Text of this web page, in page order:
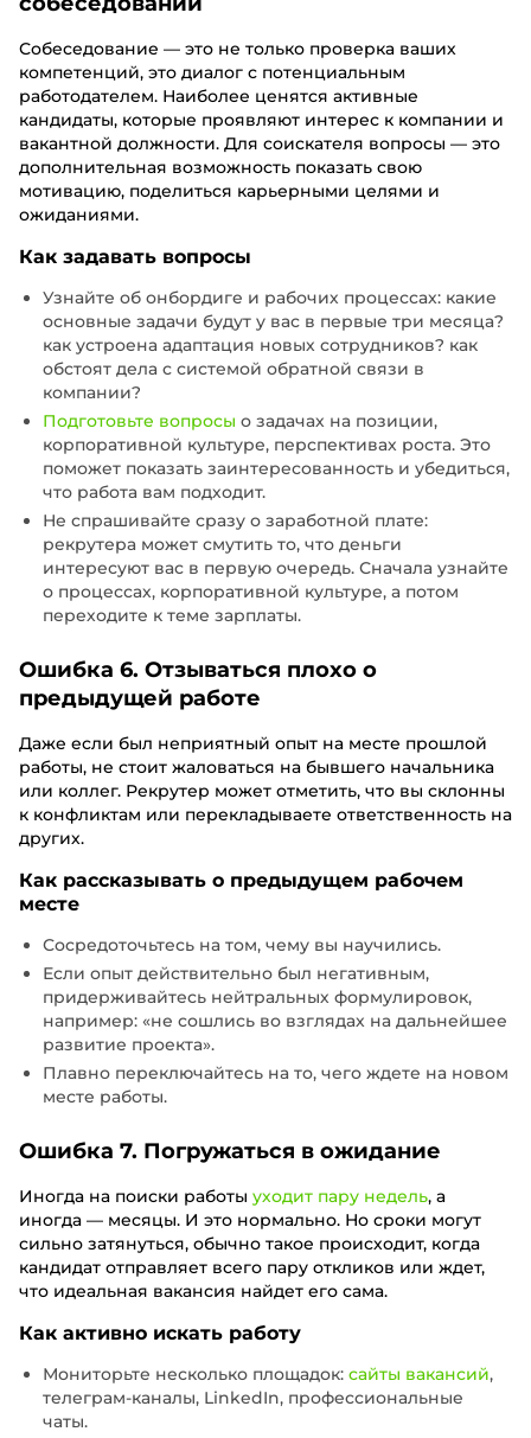
Собеседование — это не только проверка ваших
компетенций, это диалог с потенциальным
работодателем. Наиболее ценятся активные
кандидаты, которые проявляют интерес к компании и
вакантной должности. Для соискателя вопросы — это
дополнительная возможность показать свою
мотивацию, поделиться карьерными целями и
ожиданиями.
Как задавать вопросы
Узнайте об онбордиге и рабочих процессах: какие
основные задачи будут у вас в первые три месяца?
как устроена адаптация новых сотрудников? как
обстоят дела с системой обратной связи в
компании?
Подготовьте вопросы о задачах на позиции,
корпоративной культуре, перспективах роста. Это
поможет показать заинтересованность и убедиться,
что работа вам подходит.
Не спрашивайте сразу о заработной плате:
рекрутера может смутить то, что деньги
интересуют вас в первую очередь. Сначала узнайте
о процессах, корпоративной культуре, а потом
переходите к теме зарплаты.
Ошибка 6. Отзываться плохо о
предыдущей работе
Даже если был неприятный опыт на месте прошлой
работы, не стоит жаловаться на бывшего начальника
или коллег. Рекрутер может отметить, что вы склонны
к конфликтам или перекладываете ответственность на
других.
Как рассказывать о предыдущем рабочем
месте
Сосредоточьтесь на том, чему вы научились.
Если опыт действительно был негативным,
придерживайтесь нейтральных формулировок,
например: «не сошлись во взглядах на дальнейшее
развитие проекта».
Плавно переключайтесь на то, чего ждете на новом
месте работы.
Ошибка 7. Погружаться в ожидание
Иногда на поиски работы уходит пару недель, а
иногда — месяцы. И это нормально. Но сроки могут
сильно затянуться, обычно такое происходит, когда
кандидат отправляет всего пару откликов или ждет,
что идеальная вакансия найдет его сама.
Как активно искать работу
Мониторьте несколько площадок: сайты вакансий,
телеграм-каналы, LinkedIn, профессиональные
чаты.